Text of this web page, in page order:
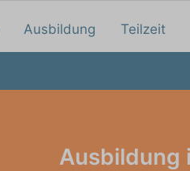
Ausbildung Teilzeit
Ausbildung